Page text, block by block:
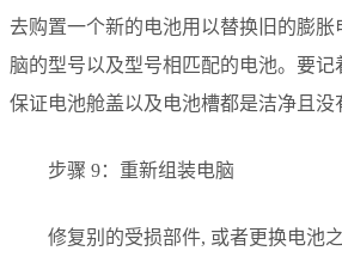
去购置一个新的电池用以替换旧的膨
脑的型号以及型号相匹配的电池。要记
保证电池舱盖以及电池槽都是洁净且没
步骤 9：重新组装电脑
修复别的受损部件, 或者更换电池